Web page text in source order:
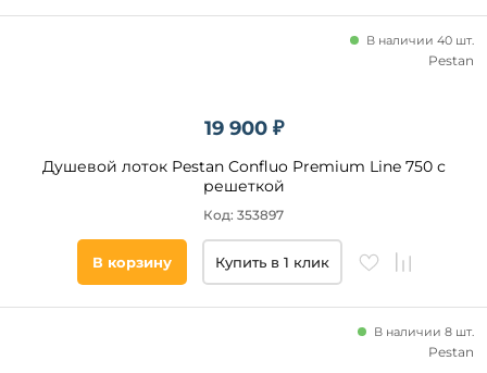
19 900 ₽
Душевой лоток Pestan Confluo Premium Line 750 с
решеткой
В наличии 40 шт.
Код: 353897
Pestan
В корзину Купить в 1 клик
В наличии 8 шт.
Pestan